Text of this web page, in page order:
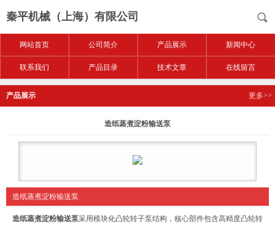
秦平机械（上海）有限公司
网站首页 公司简介 产品展示 新闻中心
联系我们 产品目录 技术文章 在线留言
产品展示 更多>>
造纸蒸煮淀粉输送泵
造纸蒸煮淀粉输送泵
造纸蒸煮淀粉输送泵采用模块化凸轮转子泵结构，核心部件包含高精度凸轮转